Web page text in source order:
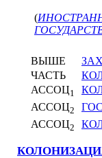
(
ВЫШЕ
ЧАСТЬ
АССОЦ1
АССОЦ2
АССОЦ2